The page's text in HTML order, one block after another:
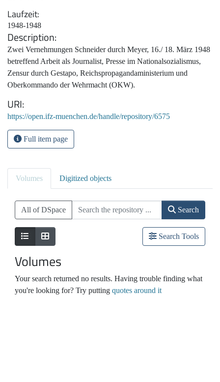
Laufzeit
1948-1948
Description
Zwei Vernehmungen Schneider durch Meyer, 16./ 18. März 1948
betreffend Arbeit als Journalist, Presse im Nationalsozialismus,
Zensur durch Gestapo, Reichspropagandaministerium und
Oberkommando der Wehrmacht (OKW).
URI
https://open.ifz-muenchen.de/handle/repository/6575
Full item page
Volumes Digitized objects
All of DSpace Search
Search Tools
Volumes
Your search returned no results. Having trouble finding what
you're looking for? Try putting quotes around it